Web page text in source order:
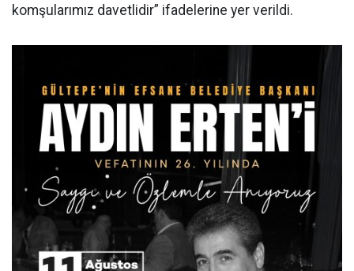
komşularımız davetlidir” ifadelerine yer verildi.